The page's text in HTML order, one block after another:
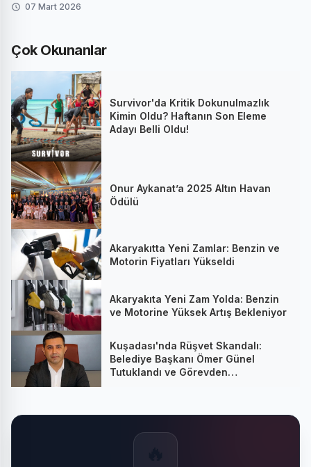
07 Mart 2026
Çok Okunanlar
Survivor'da Kritik Dokunulmazlık
Kimin Oldu? Haftanın Son Eleme
Adayı Belli Oldu!
Onur Aykanat’a 2025 Altın Havan
Ödülü
Akaryakıtta Yeni Zamlar: Benzin ve
Motorin Fiyatları Yükseldi
Akaryakıta Yeni Zam Yolda: Benzin
ve Motorine Yüksek Artış Bekleniyor
Kuşadası'nda Rüşvet Skandalı:
Belediye Başkanı Ömer Günel
Tutuklandı ve Görevden